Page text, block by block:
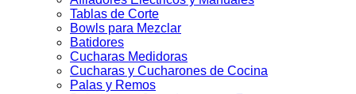
Tablas de Corte
Bowls para Mezclar
Batidores
Cucharas Medidoras
Cucharas y Cucharones de Cocina
Palas y Remos